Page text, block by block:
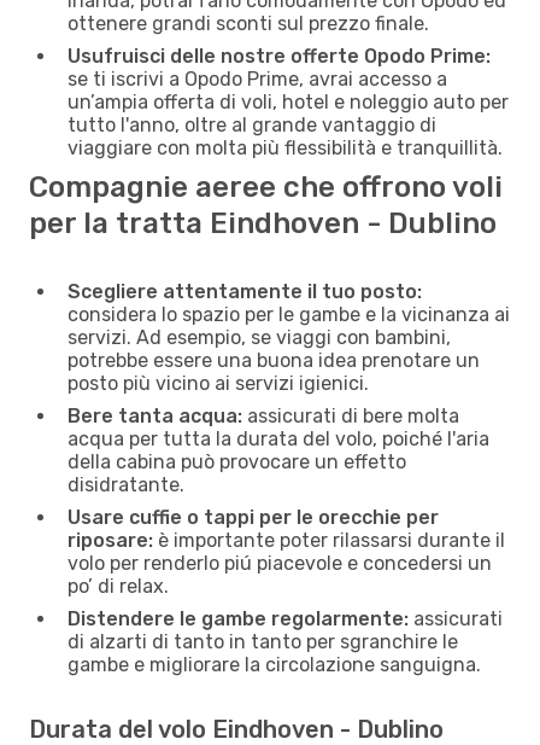
ottenere grandi sconti sul prezzo finale.
Usufruisci delle nostre offerte Opodo Prime:
se ti iscrivi a Opodo Prime, avrai accesso a
un’ampia offerta di voli, hotel e noleggio auto per
tutto l'anno, oltre al grande vantaggio di
viaggiare con molta più flessibilità e tranquillità.
Compagnie aeree che offrono voli
per la tratta Eindhoven - Dublino
Scegliere attentamente il tuo posto:
considera lo spazio per le gambe e la vicinanza ai
servizi. Ad esempio, se viaggi con bambini,
potrebbe essere una buona idea prenotare un
posto più vicino ai servizi igienici.
Bere tanta acqua: assicurati di bere molta
acqua per tutta la durata del volo, poiché l'aria
della cabina può provocare un effetto
disidratante.
Usare cuffie o tappi per le orecchie per
riposare: è importante poter rilassarsi durante il
volo per renderlo piú piacevole e concedersi un
po’ di relax.
Distendere le gambe regolarmente: assicurati
di alzarti di tanto in tanto per sgranchire le
gambe e migliorare la circolazione sanguigna.
Durata del volo Eindhoven - Dublino